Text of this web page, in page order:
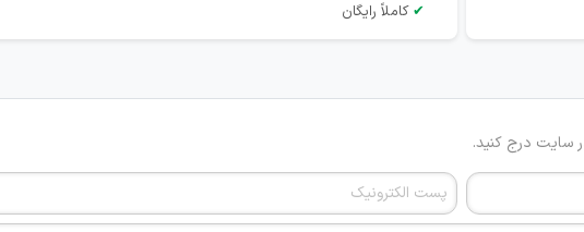
✔ کاملاً رایگان
سایت درج کنید.